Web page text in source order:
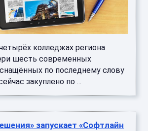
колледжах региона
шесть современных
по последнему слову
закуплено по ...
запускает «Софтлайн